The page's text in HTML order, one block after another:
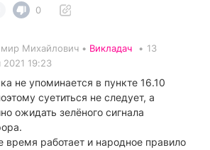
0
Михайлович • Викладач • 13
2021 19:23
не упоминается в пункте 16.10
суетиться не следует, а
ожидать зелёного сигнала
время работает и народное правило